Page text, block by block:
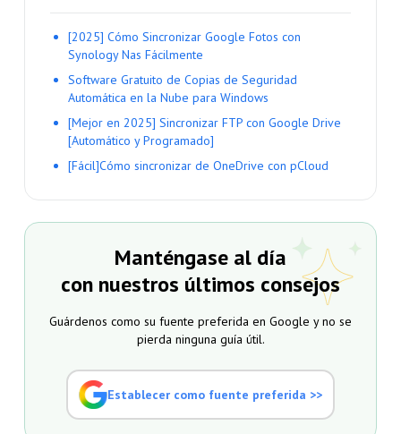
[2025] Cómo Sincronizar Google Fotos con
Synology Nas Fácilmente
Software Gratuito de Copias de Seguridad
Automática en la Nube para Windows
[Mejor en 2025] Sincronizar FTP con Google Drive
[Automático y Programado]
[Fácil]Cómo sincronizar de OneDrive con pCloud
Manténgase al día
con nuestros últimos consejos
Guárdenos como su fuente preferida en Google y no se
pierda ninguna guía útil.
Establecer como fuente preferida >>